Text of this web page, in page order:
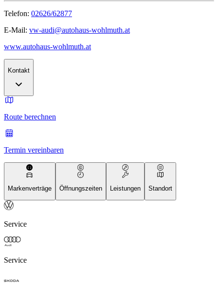
Telefon: 02626/62877
E-Mail: vw-audi@autohaus-wohlmuth.at
www.autohaus-wohlmuth.at
Kontakt
Route berechnen
Termin vereinbaren
Markenverträge Öffnungszeiten Leistungen Standort
Service
Service